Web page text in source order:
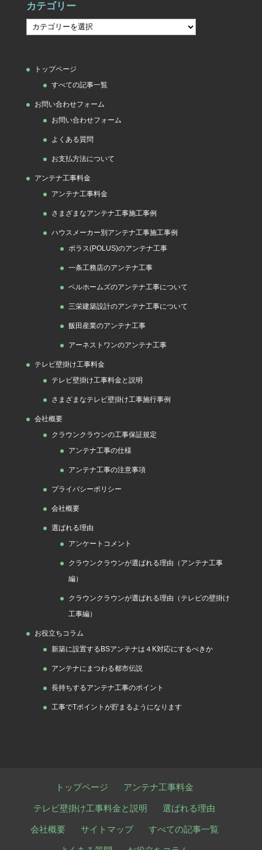
カテゴリー
リ
トップページ
すべての記事一覧
お問い合わせフォーム
お問い合わせフォーム
よくある質問
お支払方法について
アンテナ工事料金
アンテナ工事料金
さまざまなアンテナ工事施工事例
ハウスメーカー別アンテナ工事施工事例
ポラス(POLUS)のアンテナ工事
一条工務店のアンテナ工事
ベルホームズのアンテナ工事について
三栄建築設計のアンテナ工事について
飯田産業のアンテナ工事
アーネストワンのアンテナ工事
テレビ壁掛け工事料金
テレビ壁掛け工事料金と説明
さまざまなテレビ壁掛け工事施行事例
会社概要
クラウンクラウンの工事保証規定
アンテナ工事の仕様
アンテナ工事の注意事項
プライバシーポリシー
会社概要
選ばれる理由
アンケートコメント
クラウンクラウンが選ばれる理由（アンテナ工事
編）
クラウンクラウンが選ばれる理由（テレビの壁掛け
工事編）
お役立ちコラム
新築に設置するBSアンテナは４K対応にするべきか
アンテナにまつわる都市伝説
長持ちするアンテナ工事のポイント
工事でTポイントが貯まるようになります
トップページ アンテナ工事料金
テレビ壁掛け工事料金と説明 選ばれる理由
会社概要 サイトマップ すべての記事一覧